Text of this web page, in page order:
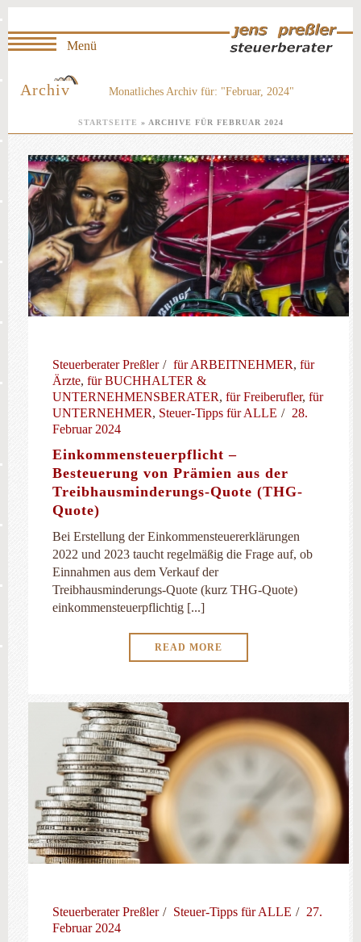
Archiv Monatliches Archiv für: "Februar, 2024"
STARTSEITE » ARCHIVE FÜR FEBRUAR 2024
Steuerberater Preßler für ARBEITNEHMER, für
Ärzte, für BUCHHALTER &
UNTERNEHMENSBERATER, für Freiberufler, für
UNTERNEHMER, Steuer-Tipps für ALLE
28.
Februar 2024
Einkommensteuerpflicht –
Besteuerung von Prämien aus der
Treibhausminderungs-Quote (THG-
Quote)
Bei Erstellung der Einkommensteuererklärungen
2022 und 2023 taucht regelmäßig die Frage auf, ob
Einnahmen aus dem Verkauf der
Treibhausminderungs-Quote (kurz THG-Quote)
einkommensteuerpflichtig [...]
READ MORE
Steuerberater Preßler Steuer-Tipps für ALLE
27.
Februar 2024